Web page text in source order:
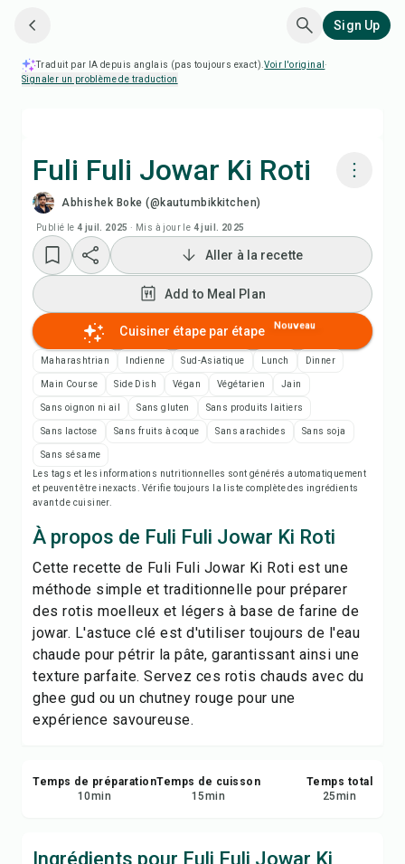
Sign Up
Traduit par IA depuis anglais (pas toujours exact).Voir l'original ·
Signaler un problème de traduction
Fuli Fuli Jowar Ki Roti
Abhishek Boke (@kautumbikkitchen)
Publié le 4 juil. 2025 · Mis à jour le 4 juil. 2025
Regarder la vidéo de la recette
Add to Meal Plan
Add to Shopping List
Notes de recette
Signaler
Aller à la recette
Add to Meal Plan
Cuisiner étape par étape Nouveau
Maharashtrian Indienne Sud-Asiatique Lunch Dinner
Main Course Side Dish Végan Végétarien Jain
Sans oignon ni ail Sans gluten Sans produits laitiers
Sans lactose Sans fruits à coque Sans arachides Sans soja
Sans sésame
Les tags et les informations nutritionnelles sont générés automatiquement
et peuvent être inexacts. Vérifie toujours la liste complète des ingrédients
avant de cuisiner.
À propos de Fuli Fuli Jowar Ki Roti
Cette recette de Fuli Fuli Jowar Ki Roti est une
méthode simple et traditionnelle pour préparer
des rotis moelleux et légers à base de farine de
jowar. L'astuce clé est d'utiliser toujours de l'eau
chaude pour pétrir la pâte, garantissant ainsi une
texture parfaite. Servez ces rotis chauds avec du
ghee gud ou un chutney rouge pour une
expérience savoureuse.
Temps de préparation
10min
Temps de cuisson
15min
Temps total
25min
Ingrédients pour Fuli Fuli Jowar Ki